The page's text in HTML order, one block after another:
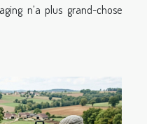
n’a plus grand-chose